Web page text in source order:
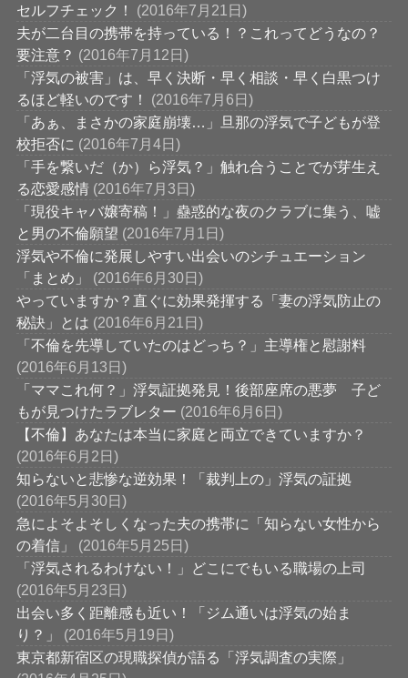
セルフチェック！
(2016年7月21日)
夫が二台目の携帯を持っている！？これってどうなの？
要注意？ (2016年7月12日)
「浮気の被害」は、早く決断・早く相談・早く白黒つけ
るほど軽いのです！
(2016年7月6日)
「あぁ、まさかの家庭崩壊…」旦那の浮気で子どもが登
校拒否に (2016年7月4日)
「手を繋いだ（か）ら浮気？」触れ合うことでが芽生え
る恋愛感情 (2016年7月3日)
「現役キャバ嬢寄稿！」蠱惑的な夜のクラブに集う、嘘
と男の不倫願望 (2016年7月1日)
浮気や不倫に発展しやすい出会いのシチュエーション
「まとめ」
(2016年6月30日)
やっていますか？直ぐに効果発揮する「妻の浮気防止の
秘訣」とは (2016年6月21日)
「不倫を先導していたのはどっち？」主導権と慰謝料
(2016年6月13日)
「ママこれ何？」浮気証拠発見！後部座席の悪夢 子ど
もが見つけたラブレター (2016年6月6日)
【不倫】あなたは本当に家庭と両立できていますか？
(2016年6月2日)
知らないと悲惨な逆効果！「裁判上の」浮気の証拠
(2016年5月30日)
急によそよそしくなった夫の携帯に「知らない女性から
の着信」
(2016年5月25日)
「浮気されるわけない！」どこにでもいる職場の上司
(2016年5月23日)
出会い多く距離感も近い！「ジム通いは浮気の始ま
り？」
(2016年5月19日)
東京都新宿区の現職探偵が語る「浮気調査の実際」